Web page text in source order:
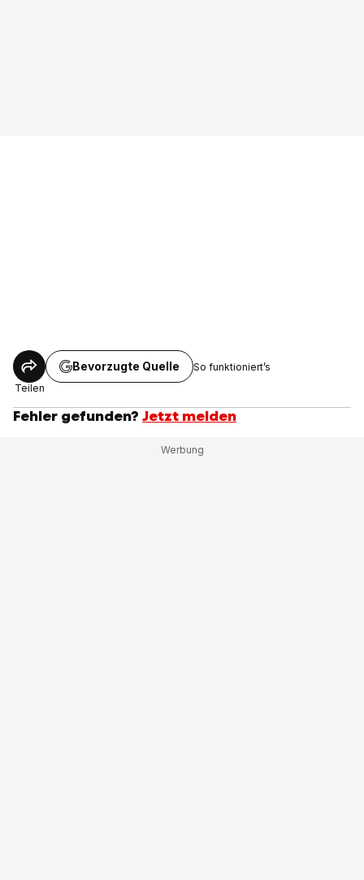
Teilen
Bevorzugte Quelle So funktioniert’s
Fehler gefunden? Jetzt melden